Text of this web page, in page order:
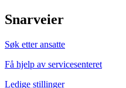
Snarveier
Søk etter ansatte
Få hjelp av servicesenteret
Ledige stillinger